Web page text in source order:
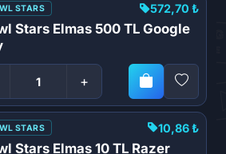
STARS
Stars Elmas 500 TL Google
+
572,70 ₺
STARS
Stars Elmas 10 TL Razer
10,86 ₺